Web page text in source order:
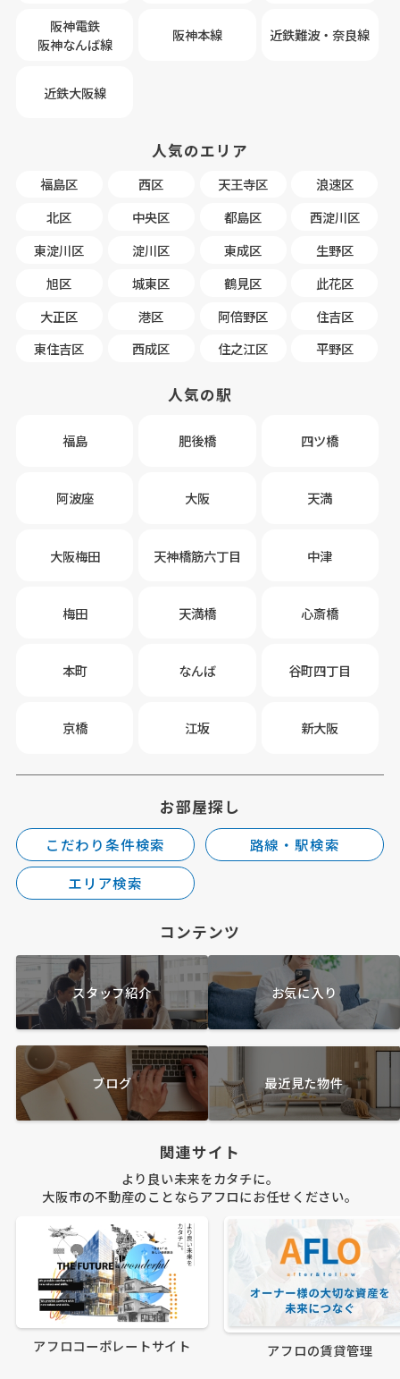
阪神電鉄
阪神なんば線
阪神本線 近鉄難波・奈良線
近鉄大阪線
人気のエリア
福島区 西区 天王寺区
浪速区
北区
中央区 都島区
西淀川区
東淀川区
淀川区 東成区
生野区
旭区
城東区 鶴見区
此花区
大正区
港区 阿倍野区
住吉区
東住吉区
西成区 住之江区 平野区
人気の駅
福島 肥後橋 四ツ橋
阿波座 大阪 天満
大阪梅田 天神橋筋六丁目 中津
梅田 天満橋 心斎橋
本町 なんば 谷町四丁目
京橋 江坂 新大阪
お部屋探し
こだわり条件検索
路線・駅検索
エリア検索
コンテンツ
スタッフ紹介 お気に入り
ブログ 最近見た物件
関連サイト
より良い未来をカタチに。
大阪市の不動産のことならアフロにお任せください。
アフロコーポレートサイト アフロの賃貸管理